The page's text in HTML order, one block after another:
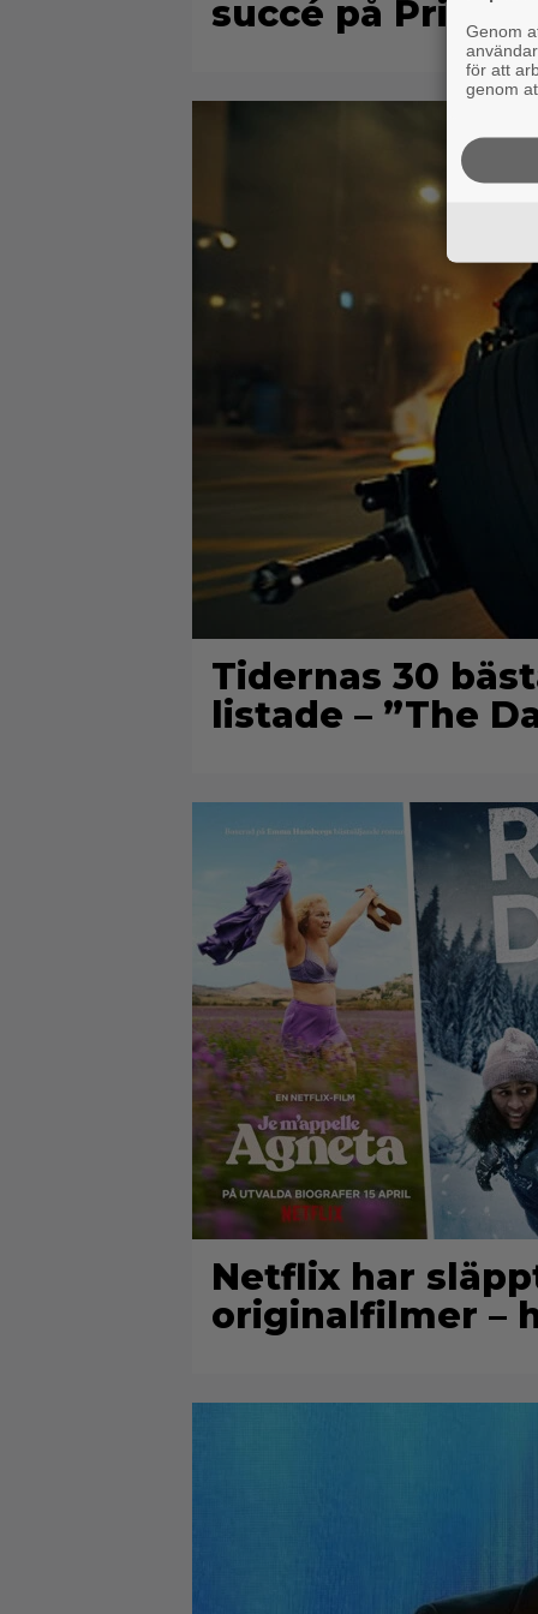
succé på Prime
Tidernas 30
listade – ”The
Netflix har
originalfilmer –
Genom
för att
genom